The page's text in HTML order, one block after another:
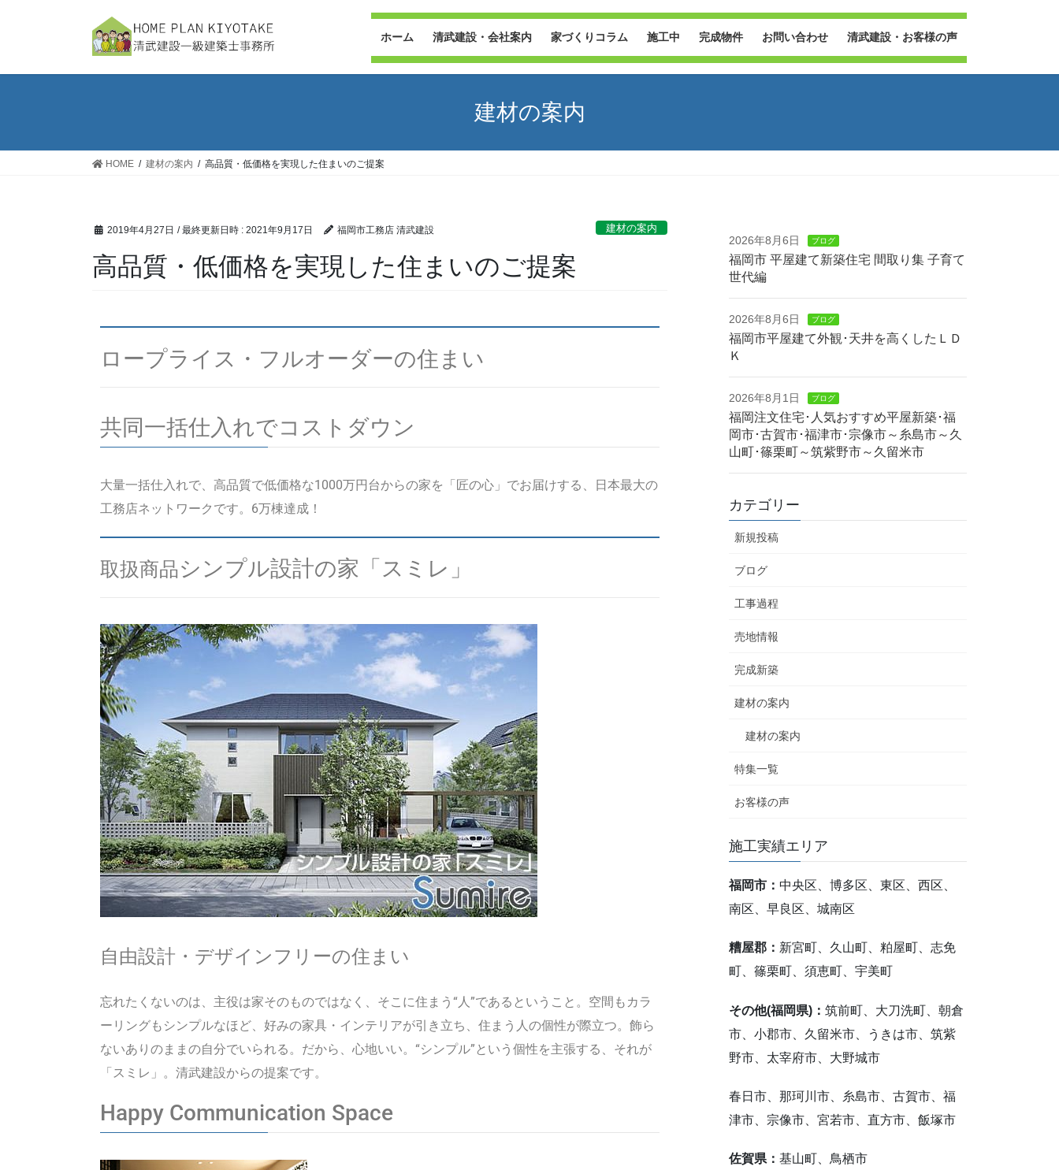
ホーム 清武建設・会社案内 家づくりコラム 施工中 完成物件 お問い合わせ 清武建設・お客様の声
建材の案内
HOME 建材の案内 高品質・低価格を実現した住まいのご提案
2019年4月27日 / 最終更新日時 : 2021年9月17日 福岡市工務店 清武建設 建材の案内
高品質・低価格を実現した住まいのご提案
ロープライス・フルオーダーの住まい
共同一括仕入れでコストダウン
大量一括仕入れで、高品質で低価格な1000万円台からの家を「匠の心」でお届けする、日本最大の
工務店ネットワークです。6万棟達成！
取扱商品シンプル設計の家「スミレ」
自由設計・デザインフリーの住まい
忘れたくないのは、主役は家そのものではなく、そこに住まう“人”であるということ。空間もカラ
ーリングもシンプルなほど、好みの家具・インテリアが引き立ち、住まう人の個性が際立つ。飾ら
ないありのままの自分でいられる。だから、心地いい。“シンプル”という個性を主張する、それが
「スミレ」。清武建設からの提案です。
Happy Communication Space
2026年8月6日 ブログ
福岡市 平屋建て新築住宅 間取り集 子育て
世代編
2026年8月6日 ブログ
福岡市平屋建て外観･天井を高くしたＬＤ
Ｋ
2026年8月1日 ブログ
福岡注文住宅･人気おすすめ平屋新築･福
岡市･古賀市･福津市･宗像市～糸島市～久
山町･篠栗町～筑紫野市～久留米市
カテゴリー
新規投稿
ブログ
工事過程
売地情報
完成新築
建材の案内
建材の案内
特集一覧
お客様の声
施工実績エリア
福岡市：中央区、博多区、東区、西区、
南区、早良区、城南区
糟屋郡： 新宮町、久山町、粕屋町、志免
町、篠栗町、須恵町、宇美町
その他(福岡県)：筑前町、大刀洗町、朝倉
市、小郡市、久留米市、うきは市、筑紫
野市、太宰府市、大野城市
春日市、那珂川市、糸島市、古賀市、福
津市、宗像市、宮若市、直方市、飯塚市
佐賀県：基山町、鳥栖市